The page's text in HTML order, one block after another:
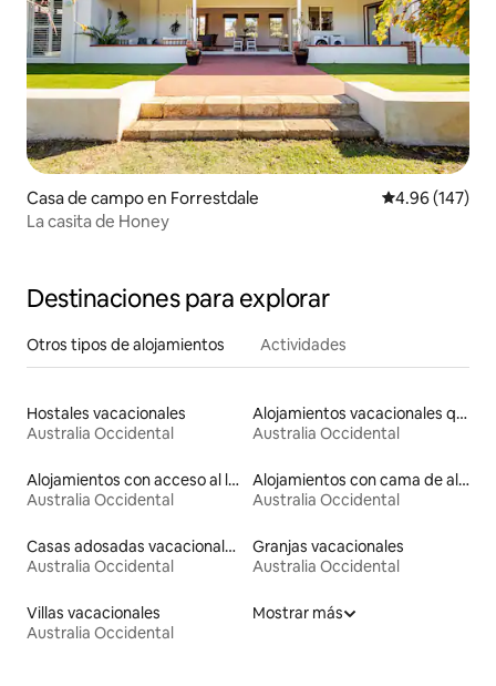
Casa de campo en Forrestdale Calificación
4.96 (147)
La casita de Honey
Destinaciones para explorar
Otros tipos de alojamientos Actividades
Hostales vacacionales
Australia Occidental
Alojamientos vacacionales que admiten mascotas
Australia Occidental
Alojamientos con acceso al lago
Australia Occidental
Alojamientos con cama de altura accesible
Australia Occidental
Casas adosadas vacacionales
Australia Occidental
Granjas vacacionales
Australia Occidental
Villas vacacionales
Australia Occidental
Mostrar más